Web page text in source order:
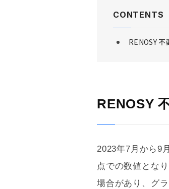
CONTENTS
RENOSY
RENOSY
2023年7月から9
点での数値とな
場合があり、グ